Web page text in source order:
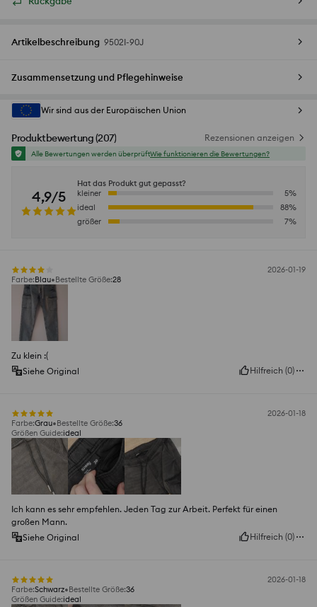
Artikelbeschreibung 9502I-90J
Zusammensetzung und Pflegehinweise
Wir sind aus der Europäischen Union
Produktbewertung(207) Rezensionen anzeigen
Alle Bewertungen werden überprüftWie funktionieren die Bewertungen?
4,9/5
Hat das Produkt gut gepasst?
kleiner
5%
ideal
88%
größer
7%
2026-01-19
Farbe:Blau Bestellte Größe:28
Zu klein :(
Siehe Original
Hilfreich (0)
2026-01-18
Farbe:Grau Bestellte Größe:36
Größen Guide:ideal
Ich kann es sehr empfehlen. Jeden Tag zur Arbeit. Perfekt für einen
großen Mann.
Siehe Original
Hilfreich (0)
2026-01-18
Farbe:Schwarz Bestellte Größe:36
Größen Guide:ideal